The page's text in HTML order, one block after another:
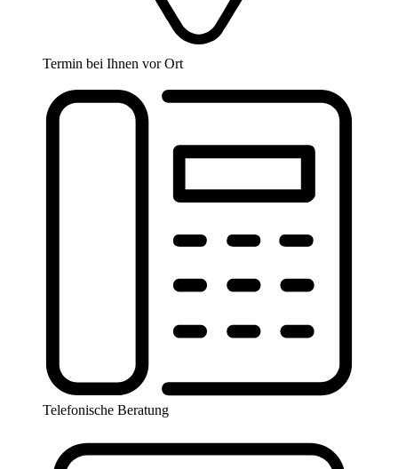
Termin bei Ihnen vor Ort
Telefonische Beratung